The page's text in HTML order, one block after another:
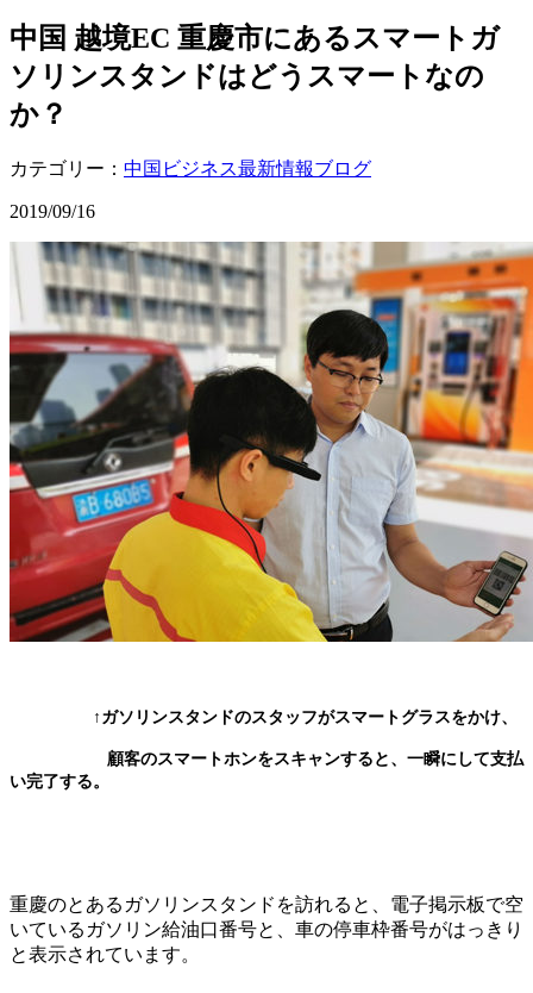
中国 越境EC 重慶市にあるスマートガ
ソリンスタンドはどうスマートなの
か？
カテゴリー： 中国ビジネス最新情報ブログ
2019/09/16
↑ガソリンスタンドのスタッフがスマートグラスをかけ、
顧客のスマートホンをスキャンすると、一瞬にして支払
い完了する。
重慶のとあるガソリンスタンドを訪れると、電子掲示板で空
いているガソリン給油口番号と、車の停車枠番号がはっきり
と表示されています。